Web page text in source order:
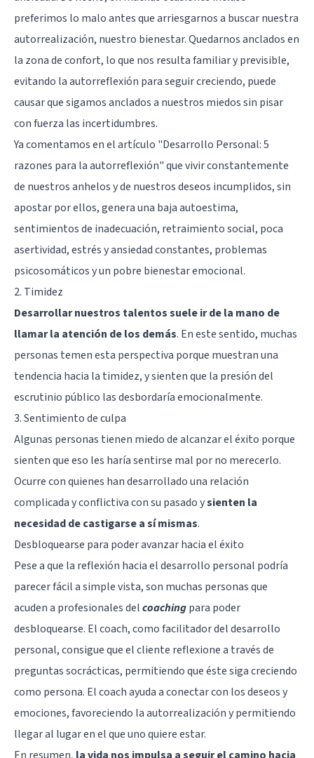
preferimos lo malo antes que arriesgarnos a buscar nuestra
autorrealización, nuestro bienestar. Quedarnos anclados en
la zona de confort, lo que nos resulta familiar y previsible,
evitando la autorreflexión para seguir creciendo, puede
causar que sigamos anclados a nuestros miedos sin pisar
con fuerza las incertidumbres.
Ya comentamos en el artículo "Desarrollo Personal: 5
razones para la autorreflexión" que vivir constantemente
de nuestros anhelos y de nuestros deseos incumplidos, sin
apostar por ellos, genera una baja autoestima,
sentimientos de inadecuación, retraimiento social, poca
asertividad, estrés y ansiedad constantes, problemas
psicosomáticos y un pobre bienestar emocional.
2. Timidez
Desarrollar nuestros talentos suele ir de la mano de
llamar la atención de los demás. En este sentido, muchas
personas temen esta perspectiva porque muestran una
tendencia hacia la timidez, y sienten que la presión del
escrutinio público las desbordaría emocionalmente.
3. Sentimiento de culpa
Algunas personas tienen miedo de alcanzar el éxito porque
sienten que eso les haría sentirse mal por no merecerlo.
Ocurre con quienes han desarrollado una relación
complicada y conflictiva con su pasado ysienten la
necesidad de castigarse a sí mismas.
Desbloquearse para poder avanzar hacia el éxito
Pese a que la reflexión hacia el desarrollo personal podría
parecer fácil a simple vista, son muchas personas que
acuden a profesionales delcoachingpara poder
desbloquearse. Elcoach, como facilitador del desarrollo
personal, consigue que el cliente reflexione a través de
preguntas socrácticas, permitiendo que éste siga creciendo
como persona. El coach ayuda a conectar con los deseos y
emociones, favoreciendo la autorrealización y permitiendo
llegar al lugar en el que uno quiere estar.